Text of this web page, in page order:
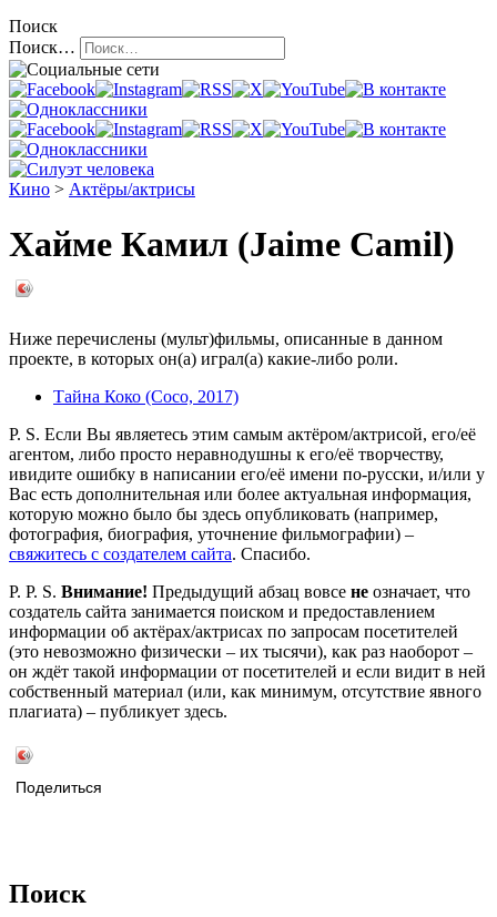
Поиск
Поиск…
Кино > Актёры/актрисы
Хайме Камил (Jaime Camil)
Ниже перечислены (мульт)фильмы, описанные в данном
проекте, в которых он(а) играл(а) какие-либо роли.
Тайна Коко (Coco, 2017)
P. S. Если Вы являетесь этим самым актёром/актрисой, его/её
агентом, либо просто неравнодушны к его/её творчеству,
ивидите ошибку в написании его/её имени по-русски, и/или у
Вас есть дополнительная или более актуальная информация,
которую можно было бы здесь опубликовать (например,
фотография, биография, уточнение фильмографии) –
свяжитесь с создателем сайта. Спасибо.
P. P. S. Внимание! Предыдущий абзац вовсе не означает, что
создатель сайта занимается поиском и предоставлением
информации об актёрах/актрисах по запросам посетителей
(это невозможно физически – их тысячи), как раз наоборот –
он ждёт такой информации от посетителей и если видит в ней
собственный материал (или, как минимум, отсутствие явного
плагиата) – публикует здесь.
Поделиться
Поиск